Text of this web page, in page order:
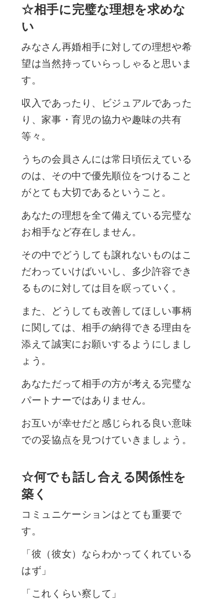
☆相手に完璧な理想を求めな
い
みなさん再婚相手に対しての理想や希
望は当然持っていらっしゃると思いま
す。
収入であったり、ビジュアルであった
り、家事・育児の協力や趣味の共有
等々。
うちの会員さんには常日頃伝えている
のは、その中で優先順位をつけること
がとても大切であるということ。
あなたの理想を全て備えている完璧な
お相手など存在しません。
その中でどうしても譲れないものはこ
だわっていけばいいし、多少許容でき
るものに対しては目を瞑っていく。
また、どうしても改善してほしい事柄
に関しては、相手の納得できる理由を
添えて誠実にお願いするようにしまし
ょう。
あなただって相手の方が考える完璧な
パートナーではありません。
お互いが幸せだと感じられる良い意味
での妥協点を見つけていきましょう。
☆何でも話し合える関係性を
築く
コミュニケーションはとても重要で
す。
「彼（彼女）ならわかってくれている
はず」
「これくらい察して」